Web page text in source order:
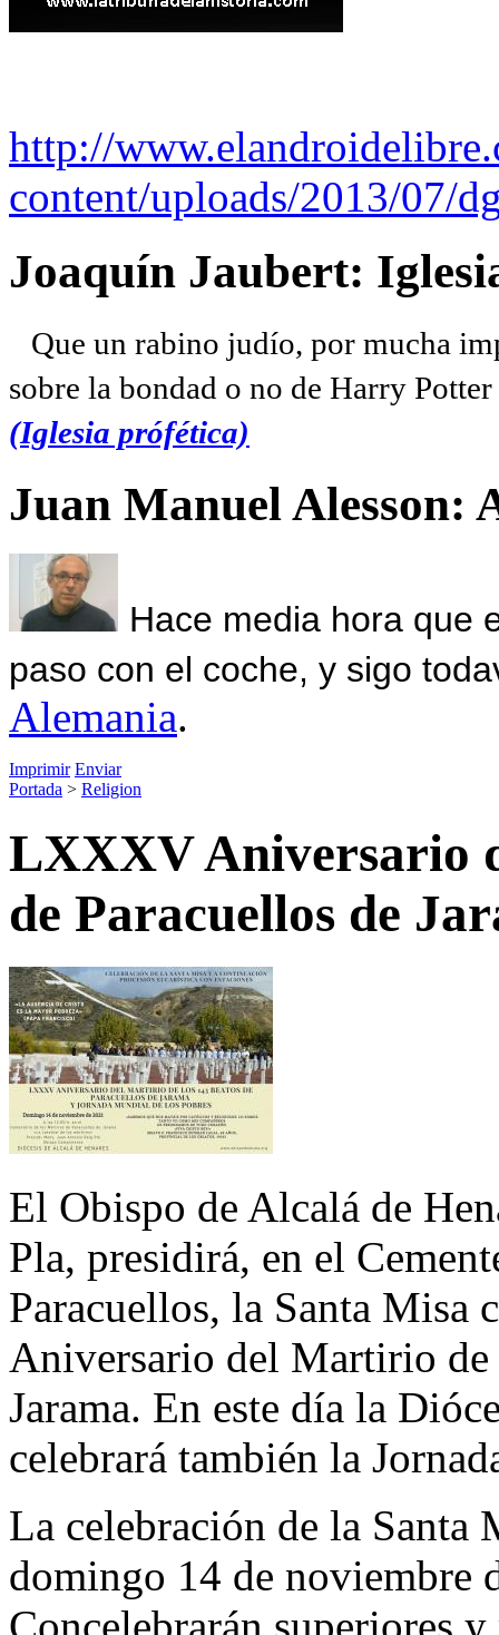
http://
content/uploads/2013/07/
Joaquín Jaubert:
Que un rabino judío, por mucha
sobre la bondad o no de Harry
(Iglesia prófética)
Juan Manuel Alesson:
Hace media hora que
paso con el coche, y sigo
Alemania.
Imprimir Enviar
Portada > Religion
LXXXV Aniversario
de Paracuellos de
El Obispo de Alcalá de
Pla, presidirá, en el
Paracuellos, la Santa
Aniversario del Martirio de
Jarama. En este día la
celebrará también la
La celebración de la Santa
domingo 14 de noviembre